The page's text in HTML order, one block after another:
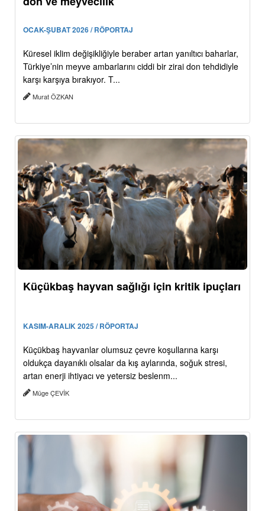
OCAK-ŞUBAT 2026 / RÖPORTAJ
Küresel iklim değişikliğiyle beraber artan yanıltıcı baharlar,
Türkiye’nin meyve ambarlarını ciddi bir zirai don tehdidiyle
karşı karşıya bırakıyor. T...
Murat ÖZKAN
Küçükbaş hayvan sağlığı için kritik ipuçları
KASIM-ARALIK 2025 / RÖPORTAJ
Küçükbaş hayvanlar olumsuz çevre koşullarına karşı
oldukça dayanıklı olsalar da kış aylarında, soğuk stresi,
artan enerji ihtiyacı ve yetersiz beslenm...
Müge ÇEVİK